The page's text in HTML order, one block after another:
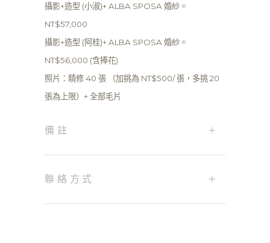
攝影+造型 (小淑)+ ALBA SPOSA 婚紗 =
NT$57,000
攝影+造型 (阿桂)+ ALBA SPOSA 婚紗 =
NT$56,000 (含捧花)
照片：精修 40 張 （加挑為 NT$500/ 張，多挑 20
張為上限）+ 全部毛片
備註 +
聯絡方式 +